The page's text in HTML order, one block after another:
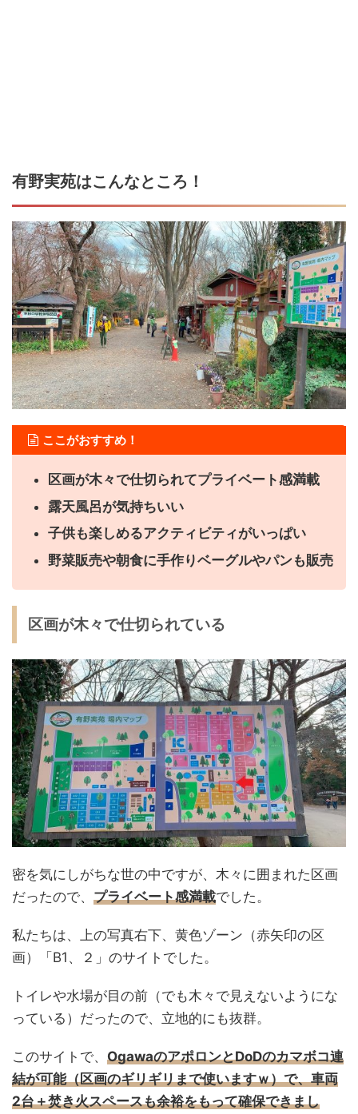
有野実苑はこんなところ！
ここがおすすめ！
区画が木々で仕切られてプライベート感満載
露天風呂が気持ちいい
子供も楽しめるアクティビティがいっぱい
野菜販売や朝食に手作りベーグルやパンも販売
区画が木々で仕切られている
密を気にしがちな世の中ですが、木々に囲まれた区画
だったので、 プライベート感満載でした。
私たちは、上の写真右下、黄色ゾーン（赤矢印の区
画）「B1、２」のサイトでした。
トイレや水場が目の前（でも木々で見えないようにな
っている）だったので、立地的にも抜群。
このサイトで、 OgawaのアポロンとDoDのカマボコ連
結が可能（区画のギリギリまで使いますｗ）で、車両
2台＋焚き火スペースも余裕をもって確保できまし